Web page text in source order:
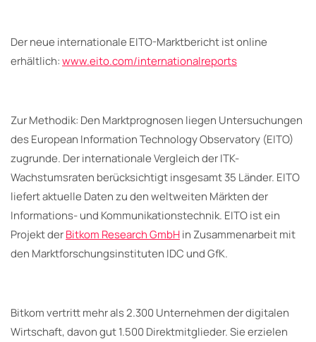
Der neue internationale EITO-Marktbericht ist online
erhältlich:www.eito.com/internationalreports
Zur Methodik: Den Marktprognosen liegen Untersuchungen
des European Information Technology Observatory (EITO)
zugrunde. Der internationale Vergleich der ITK-
Wachstumsraten berücksichtigt insgesamt 35 Länder. EITO
liefert aktuelle Daten zu den weltweiten Märkten der
Informations- und Kommunikationstechnik. EITO ist ein
Projekt derBitkom Research GmbHin Zusammenarbeit mit
den Marktforschungsinstituten IDC und GfK.
Bitkom vertritt mehr als 2.300 Unternehmen der digitalen
Wirtschaft, davon gut 1.500 Direktmitglieder. Sie erzielen